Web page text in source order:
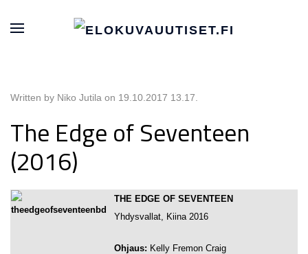
Written by Niko Jutila on 19.10.2017 13.17
The Edge of Seventeen
(2016)
THE EDGE OF SEVENTEEN
Yhdysvallat, Kiina 2016
Ohjaus: Kelly Fremon Craig